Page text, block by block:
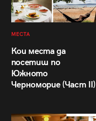
МЕСТА
Кои места да
посетиш по
Южното
Черноморие (Част II)